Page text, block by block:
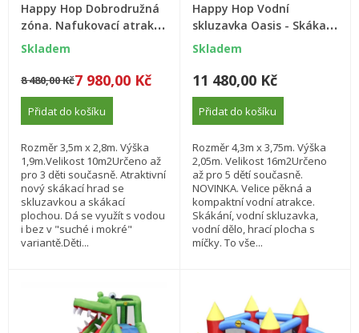
Happy Hop Dobrodružná
zóna. Nafukovací atrakce
Happy Hop
Skladem
8 480,00 Kč7 980,00 Kč
Přidat do košíku
Rozměr 3,5m x 2,8m. Výška
1,9m.Velikost 10m2Určeno až
pro 3 děti současně. Atraktivní
nový skákací hrad se
skluzavkou a skákací
plochou. Dá se využít s vodou
i bez v "suché i mokré"
variantě.Děti...
Happy Hop Vodní
skluzavka Oasis - Skákací
hrad oáza 7v1
Skladem
11 480,00 Kč
Přidat do košíku
Rozměr 4,3m x 3,75m. Výška
2,05m. Velikost 16m2Určeno
až pro 5 dětí současně.
NOVINKA. Velice pěkná a
kompaktní vodní atrakce.
Skákání, vodní skluzavka,
vodní dělo, hrací plocha s
míčky. To vše...